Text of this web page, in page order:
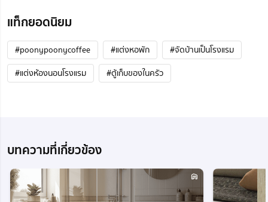
แท็กยอดนิยม
#poonypoonycoffee #แต่งหอพัก
#จัดบ้านเป็นโรงแรม
#แต่งห้องนอนโรงแรม
#ตู้เก็บของในครัว
บทความที่เกี่ยวข้อง